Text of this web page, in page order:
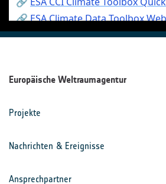
Europäische Weltraumagentur
Projekte
Nachrichten & Ereignisse
Ansprechpartner